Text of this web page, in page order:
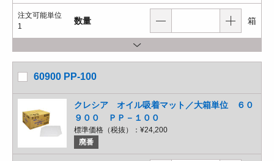
注文可能単位
1
数量 箱
60900 PP-100
クレシア オイル吸着マット／大箱単位 ６０
９００ ＰＰ－１００
標準価格（税抜）： ¥24,200
廃番